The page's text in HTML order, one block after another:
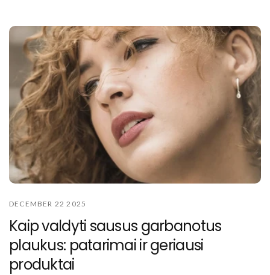
DECEMBER 22 2025
Kaip valdyti sausus garbanotus
plaukus: patarimai ir geriausi
produktai